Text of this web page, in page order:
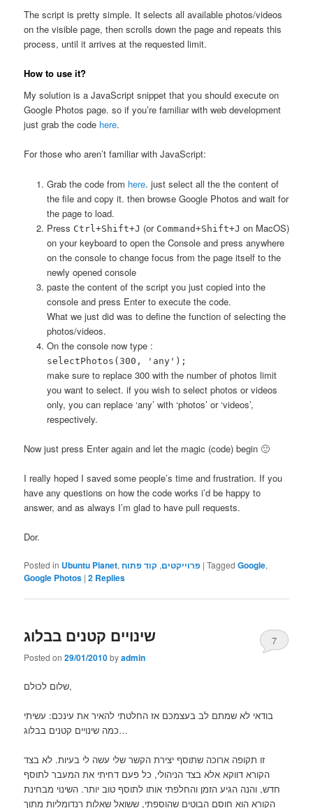
The script is pretty simple. It selects all available photos/videos
on the visible page, then scrolls down the page and repeats this
process, until it arrives at the requested limit.
How to use it?
My solution is a JavaScript snippet that you should execute on
Google Photos page. so if you’re familiar with web development
just grab the code here.
For those who aren’t familiar with JavaScript:
Grab the code from here. just select all the the content of
the file and copy it. then browse Google Photos and wait for
the page to load.
Press Ctrl+Shift+J (or Command+Shift+J on MacOS)
on your keyboard to open the Console and press anywhere
on the console to change focus from the page itself to the
newly opened console
paste the content of the script you just copied into the
console and press Enter to execute the code.
What we just did was to define the function of selecting the
photos/videos.
On the console now type :
selectPhotos(300, 'any');
make sure to replace 300 with the number of photos limit
you want to select. if you wish to select photos or videos
only, you can replace ‘any’ with ‘photos’ or ‘videos’,
respectively.
Now just press Enter again and let the magic (code) begin 🙂
I really hoped I saved some people’s time and frustration. If you
have any questions on how the code works i’d be happy to
answer, and as always I’m glad to have pull requests.
Dor.
Posted in Ubuntu Planet, פרוייקטים, קוד פתוח |Tagged Google,
Google Photos |2 Replies
שינויים קטנים בבלוג
Posted on29/01/2010byadmin
7
שלום לכולם,
בודאי לא שמתם לב בעצמכם אז החלטתי להאיר את עינכם: עשיתי
כמה שינויים קטנים בבלוג…
זו תקופה ארוכה שתוסף יצירת הקשר שלי עשה לי בעיות. לא בצד
הקורא דווקא אלא בצד הניהולי, כל פעם דחיתי את המעבר לתוסף
חדש, והנה הגיע הזמן והחלפתי אותו לתוסף טוב יותר. השינוי מבחינת
הקורא הוא חוסם הבוטים שהוספתי, ששואל שאלות רנדומליות מתוך